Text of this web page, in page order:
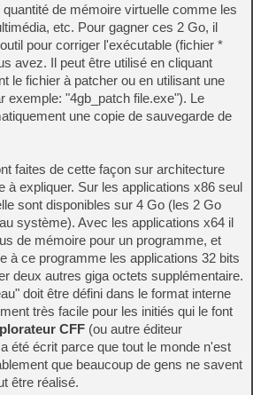
de mémoire virtuelle comme les
etc. Pour gagner ces 2 Go, il
pour corriger l'exécutable (fichier *
avez. Il peut être utilisé en cliquant
le fichier à patcher ou en utilisant une
exemple: "4gb_patch file.exe"). Le
une copie de sauvegarde de
faites de cette façon sur architecture
à expliquer. Sur les applications x86 seul
sont disponibles sur 4 Go (les 2 Go
système). Avec les applications x64 il
de mémoire pour un programme, et
à ce programme les applications 32 bits
deux autres giga octets supplémentaire.
doit être défini dans le format interne
très facile pour les initiés qui le font
CFF (ou autre éditeur
été écrit parce que tout le monde n'est
que beaucoup de gens ne savent
être réalisé.